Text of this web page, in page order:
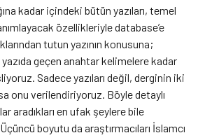
kadar içindeki bütün yazıları, temel
özellikleriyle database’e
tutun yazının konusuna;
geçen anahtar kelimelere kadar
Sadece yazıları değil, derginin iki
onu verilendiriyoruz. Böyle detaylı
aradıkları en ufak şeylere bile
boyutu da araştırmacıları İslamcı